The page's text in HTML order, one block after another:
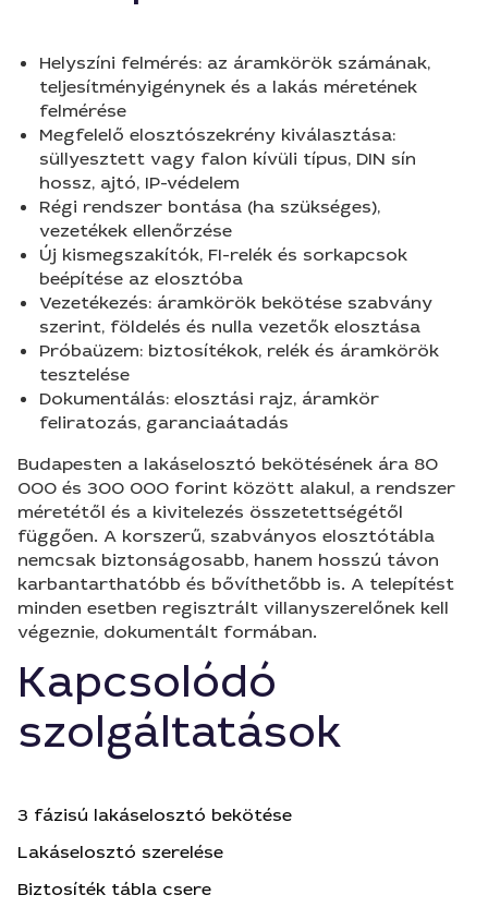
Helyszíni felmérés: az áramkörök számának,
teljesítményigénynek és a lakás méretének
felmérése
Megfelelő elosztószekrény kiválasztása:
süllyesztett vagy falon kívüli típus, DIN sín
hossz, ajtó, IP-védelem
Régi rendszer bontása (ha szükséges),
vezetékek ellenőrzése
Új kismegszakítók, FI-relék és sorkapcsok
beépítése az elosztóba
Vezetékezés: áramkörök bekötése szabvány
szerint, földelés és nulla vezetők elosztása
Próbaüzem: biztosítékok, relék és áramkörök
tesztelése
Dokumentálás: elosztási rajz, áramkör
feliratozás, garanciaátadás
Budapesten a lakáselosztó bekötésének ára 80
000 és 300 000 forint között alakul, a rendszer
méretétől és a kivitelezés összetettségétől
függően. A korszerű, szabványos elosztótábla
nemcsak biztonságosabb, hanem hosszú távon
karbantarthatóbb és bővíthetőbb is. A telepítést
minden esetben regisztrált villanyszerelőnek kell
végeznie, dokumentált formában.
Kapcsolódó
szolgáltatások
3 fázisú lakáselosztó bekötése
Lakáselosztó szerelése
Biztosíték tábla csere